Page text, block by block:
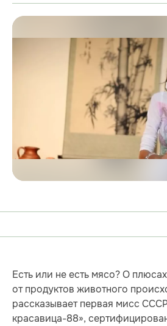
Есть или не есть мясо? О
от продуктов животного
рассказывает первая мисс
красавица-88»,